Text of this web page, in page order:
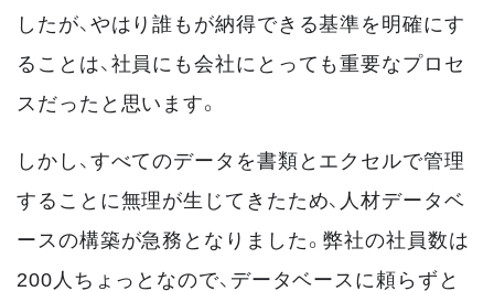
したが、やはり誰もが納得できる基準を明確にす
ることは、社員にも会社にとっても重要なプロセ
スだったと思います。
しかし、すべてのデータを書類とエクセルで管理
することに無理が生じてきたため、人材データベ
ースの構築が急務となりました。弊社の社員数は
200人ちょっとなので、データベースに頼らずと